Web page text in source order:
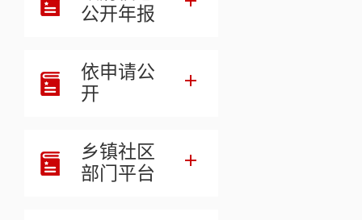
公开年报
依申请公
开
乡镇社区
部门平台